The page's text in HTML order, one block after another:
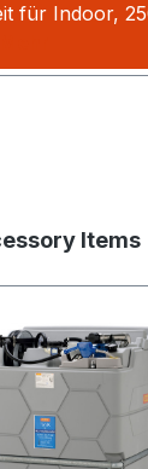
für Indoor,
Items